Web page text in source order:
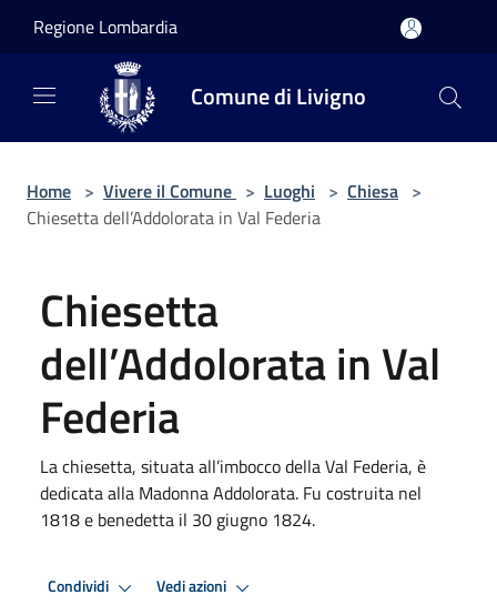
Regione Lombardia
Comune di Livigno
Home > Vivere il Comune > Luoghi > Chiesa >
Chiesetta dell’Addolorata in Val Federia
Chiesetta
dell’Addolorata in Val
Federia
La chiesetta, situata all’imbocco della Val Federia, è
dedicata alla Madonna Addolorata. Fu costruita nel
1818 e benedetta il 30 giugno 1824.
Condividi Vedi azioni